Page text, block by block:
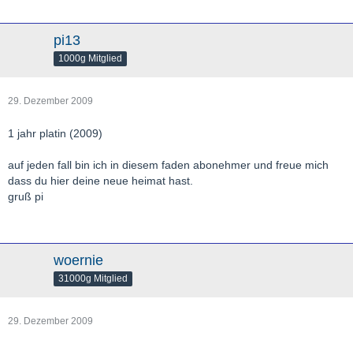
pi13
1000g Mitglied
29. Dezember 2009
1 jahr platin (2009)
auf jeden fall bin ich in diesem faden abonehmer und freue mich
dass du hier deine neue heimat hast.
gruß pi
woernie
31000g Mitglied
29. Dezember 2009